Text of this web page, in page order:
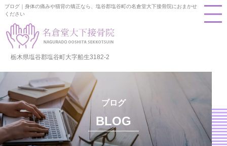
ブログ｜身体の痛みや猫背の矯正なら、塩谷郡塩谷町の名倉堂大下接骨院におまかせ
ください
栃木県塩谷郡塩谷町大字船生3182-2
ブログ
BLOG